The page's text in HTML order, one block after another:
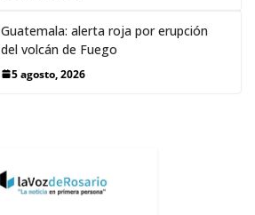
Guatemala: alerta roja por erupción
del volcán de Fuego
5 agosto, 2026